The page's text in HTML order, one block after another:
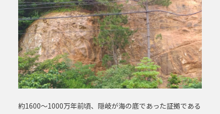
約1600～1000万年前頃、隠岐が海の底であった証拠である